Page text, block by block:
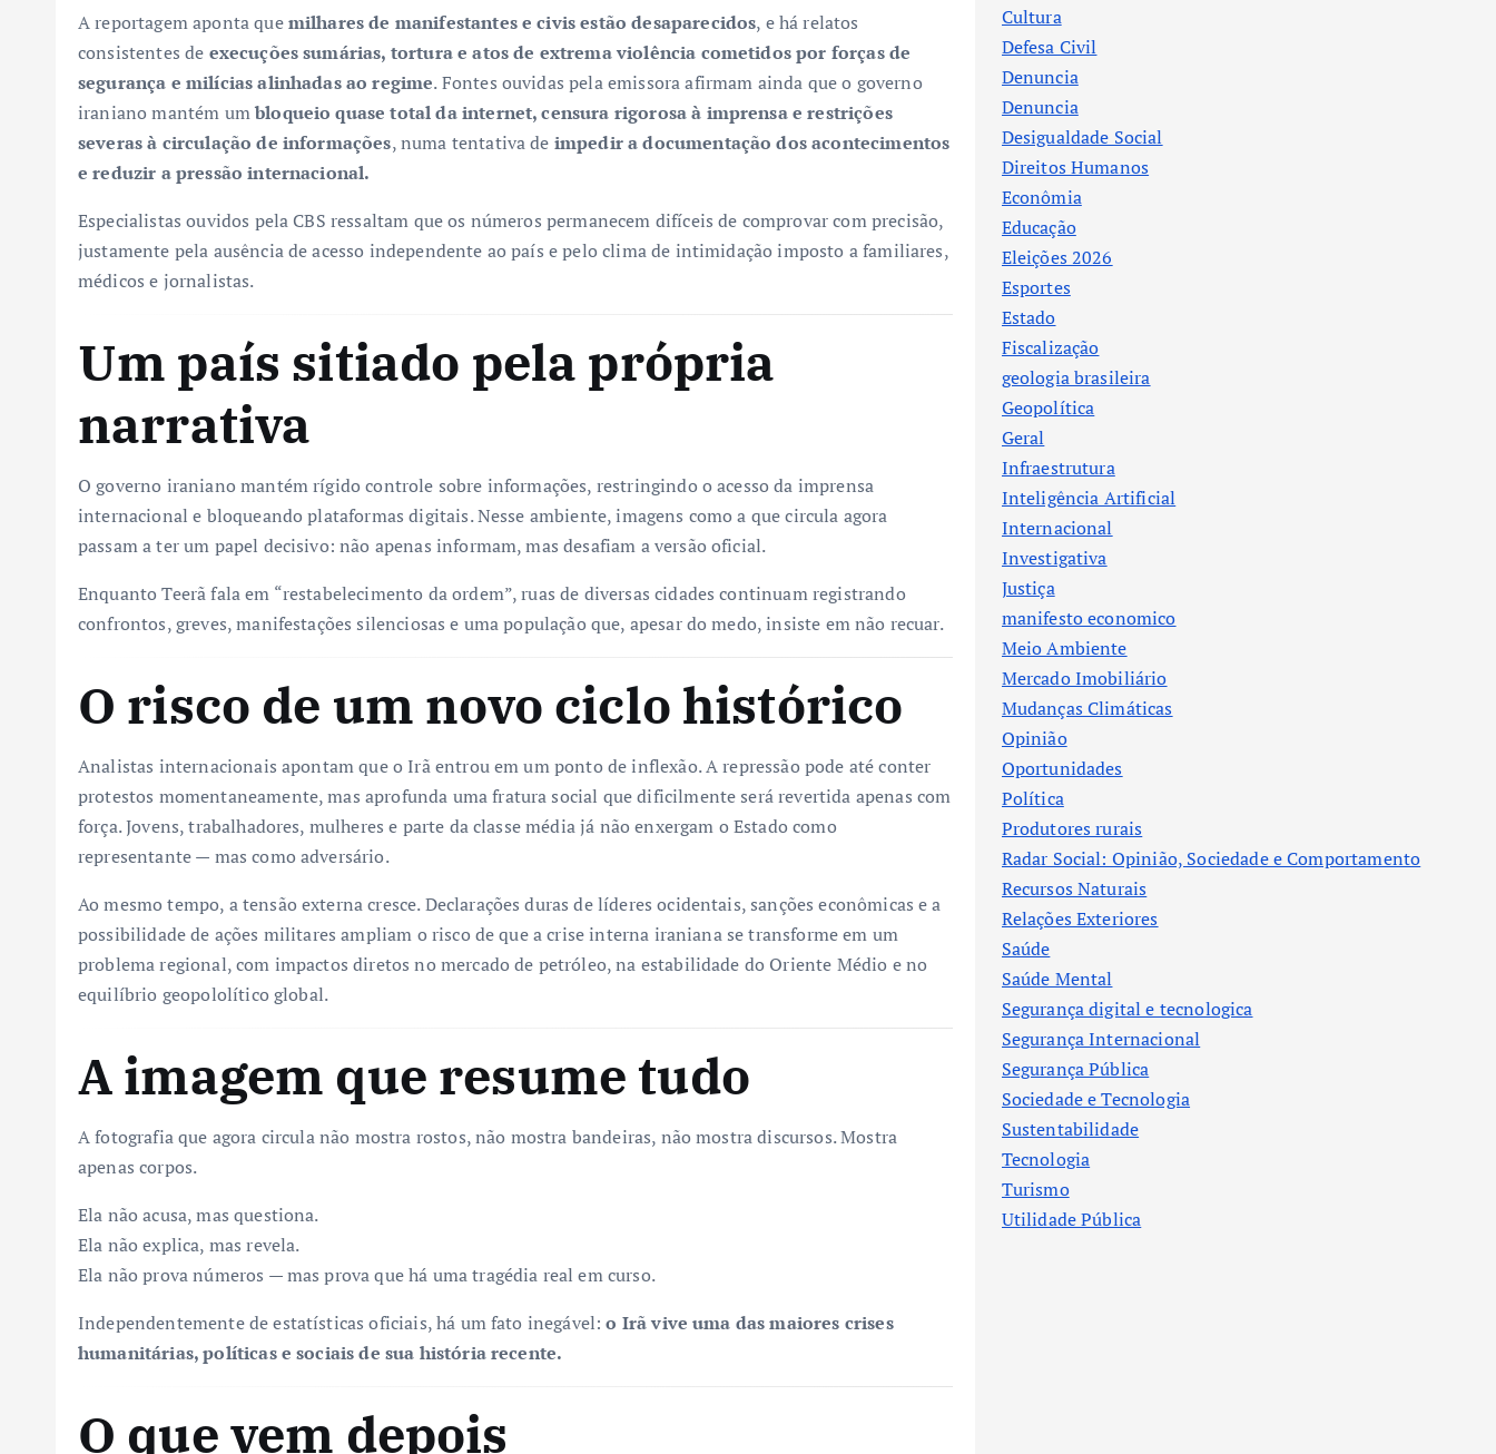
A reportagem aponta quemilhares de manifestantes e civis estão desaparecidos, e há relatos
consistentes de execuções sumárias, tortura e atos de extrema violência cometidos por forças de
segurança e milícias alinhadas ao regime. Fontes ouvidas pela emissora afirmam ainda que o governo
iraniano mantém umbloqueio quase total da internet, censura rigorosa à imprensa e restrições
severas à circulação de informações, numa tentativa de impedir a documentação dos acontecimentos
e reduzir a pressão internacional.
Especialistas ouvidos pela CBS ressaltam que os números permanecem difíceis de comprovar com precisão,
justamente pela ausência de acesso independente ao país e pelo clima de intimidação imposto a familiares,
médicos e jornalistas.
Um país sitiado pela própria
narrativa
O governo iraniano mantém rígido controle sobre informações, restringindo o acesso da imprensa
internacional e bloqueando plataformas digitais. Nesse ambiente, imagens como a que circula agora
passam a ter um papel decisivo: não apenas informam, mas desafiam a versão oficial.
Enquanto Teerã fala em “restabelecimento da ordem”, ruas de diversas cidades continuam registrando
confrontos, greves, manifestações silenciosas e uma população que, apesar do medo, insiste em não recuar.
O risco de um novo ciclo histórico
Analistas internacionais apontam que o Irã entrou em um ponto de inflexão. A repressão pode até conter
protestos momentaneamente, mas aprofunda uma fratura social que dificilmente será revertida apenas com
força. Jovens, trabalhadores, mulheres e parte da classe média já não enxergam o Estado como
representante — mas como adversário.
Ao mesmo tempo, a tensão externa cresce. Declarações duras de líderes ocidentais, sanções econômicas e a
possibilidade de ações militares ampliam o risco de que a crise interna iraniana se transforme em um
problema regional, com impactos diretos no mercado de petróleo, na estabilidade do Oriente Médio e no
equilíbrio geopololítico global.
A imagem que resume tudo
A fotografia que agora circula não mostra rostos, não mostra bandeiras, não mostra discursos. Mostra
apenas corpos.
Ela não acusa, mas questiona.
Ela não explica, mas revela.
Ela não prova números — mas prova que há uma tragédia real em curso.
Independentemente de estatísticas oficiais, há um fato inegável:o Irã vive uma das maiores crises
humanitárias, políticas e sociais de sua história recente.
O que vem depois
Cultura
Defesa Civil
Denuncia
Denuncia
Desigualdade Social
Direitos Humanos
Econômia
Educação
Eleições 2026
Esportes
Estado
Fiscalização
geologia brasileira
Geopolítica
Geral
Infraestrutura
Inteligência Artificial
Internacional
Investigativa
Justiça
manifesto economico
Meio Ambiente
Mercado Imobiliário
Mudanças Climáticas
Opinião
Oportunidades
Política
Produtores rurais
Radar Social: Opinião, Sociedade e Comportamento
Recursos Naturais
Relações Exteriores
Saúde
Saúde Mental
Segurança digital e tecnologica
Segurança Internacional
Segurança Pública
Sociedade e Tecnologia
Sustentabilidade
Tecnologia
Turismo
Utilidade Pública